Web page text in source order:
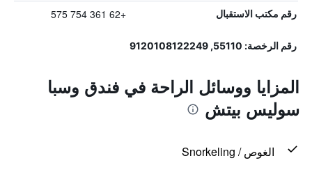
رقم مكتب الاستقبال +62 361 754 575
رقم الرخصة: 55110, 9120108122249
المزايا ووسائل الراحة في فندق وسبا
سوليس بيتش
الغوص / Snorkeling